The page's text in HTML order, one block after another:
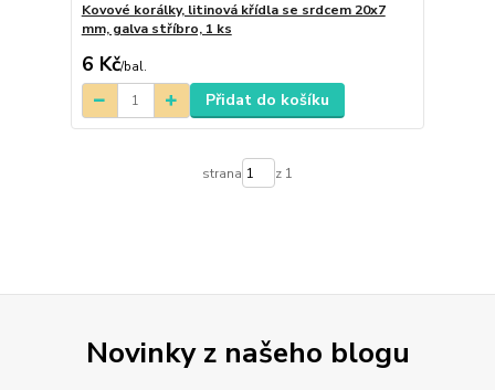
Kovové korálky, litinová křídla se srdcem 20x7
mm, galva stříbro, 1 ks
6 Kč/bal.
Přidat do košíku
strana z 1
Novinky z našeho blogu